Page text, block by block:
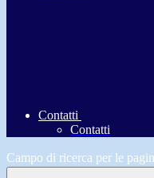
Contatti
Contatti
Campo di ricerca per le